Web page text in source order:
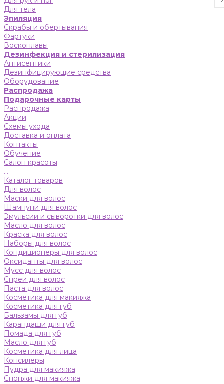
Для тела
Эпиляция
Скрабы и обертывания
Фартуки
Воскоплавы
Дезинфекция и стерилизация
Антисептики
Дезинфицирующие средства
Оборудование
Распродажа
Подарочные карты
Распродажа
Акции
Схемы ухода
Доставка и оплата
Контакты
Обучение
Салон красоты
...
Каталог товаров
Для волос
Маски для волос
Шампуни для волос
Эмульсии и сыворотки для волос
Масло для волос
Краска для волос
Наборы для волос
Кондиционеры для волос
Оксиданты для волос
Мусс для волос
Спреи для волос
Паста для волос
Косметика для макияжа
Косметика для губ
Бальзамы для губ
Карандаши для губ
Помада для губ
Масло для губ
Косметика для лица
Консилеры
Пудра для макияжа
Спонжи для макияжа